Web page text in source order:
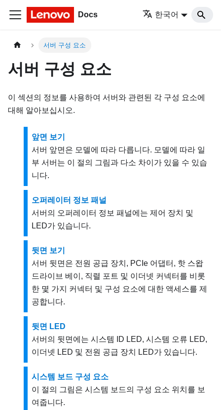
Docs 한국어
서버 구성 요소
서버 구성 요소
이 섹션의 정보를 사용하여 서버와 관련된 각 구성 요소에
대해 알아보십시오.
앞면 보기
서버 앞면은 모델에 따라 다릅니다. 모델에 따라 일
부 서버는 이 절의 그림과 다소 차이가 있을 수 있습
니다.
오퍼레이터 정보 패널
서버의 오퍼레이터 정보 패널에는 제어 장치 및
LED가 있습니다.
뒷면 보기
서버 뒷면은 전원 공급 장치, PCIe 어댑터, 핫 스왑
드라이브 베이, 직렬 포트 및 이더넷 커넥터를 비롯
한 몇 가지 커넥터 및 구성 요소에 대한 액세스를 제
공합니다.
뒷면 LED
서버의 뒷면에는 시스템 ID LED, 시스템 오류 LED,
이더넷 LED 및 전원 공급 장치 LED가 있습니다.
시스템 보드 구성 요소
이 절의 그림은 시스템 보드의 구성 요소 위치를 보
여줍니다.